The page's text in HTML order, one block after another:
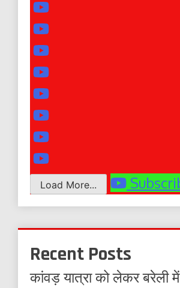
Load More...
Recent Posts
कांवड़ यात्रा को लेकर बरेली